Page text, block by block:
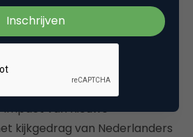
smartphones zal uiteindelijk
business modellen sterk doen
doen verdwijnen. Dit zijn de
van nieuwe
kijkgedrag van Nederlanders